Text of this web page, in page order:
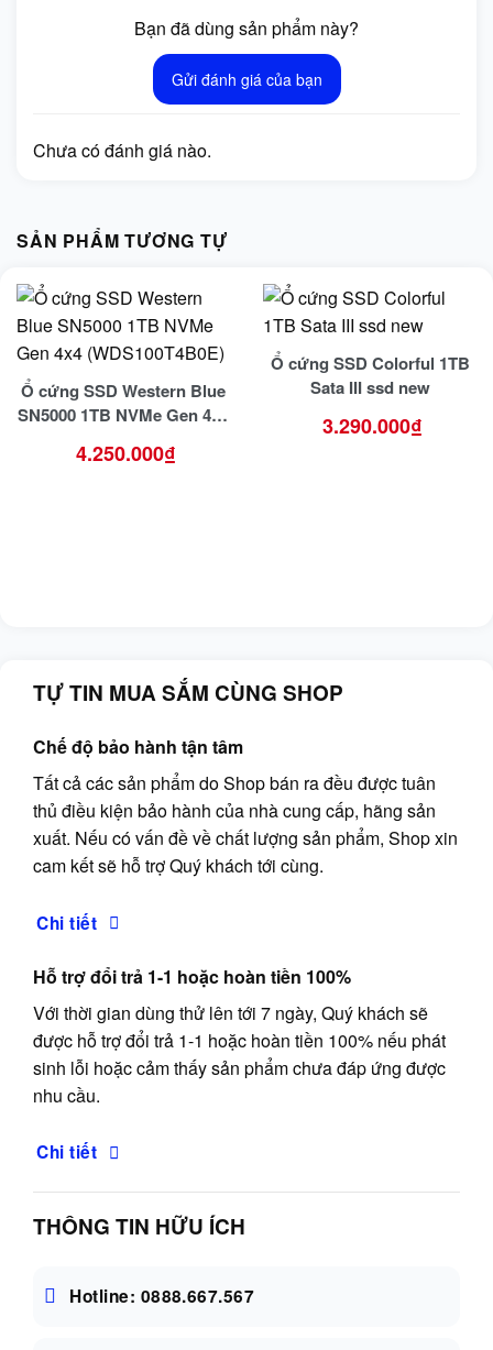
Bạn đã dùng sản phẩm này?
Gửi đánh giá của bạn
Chưa có đánh giá nào.
SẢN PHẨM TƯƠNG TỰ
Ổ cứng SSD Western Blue
SN5000 1TB NVMe Gen 4×4
4.250.000₫
Ổ cứng SSD Colorful 1TB
Sata III ssd new
3.290.000₫
TỰ TIN MUA SẮM CÙNG SHOP
Chế độ bảo hành tận tâm
Tất cả các sản phẩm do Shop bán ra đều được tuân
thủ điều kiện bảo hành của nhà cung cấp, hãng sản
xuất. Nếu có vấn đề về chất lượng sản phẩm, Shop xin
cam kết sẽ hỗ trợ Quý khách tới cùng.
Chi tiết
Hỗ trợ đổi trả 1-1 hoặc hoàn tiền 100%
Với thời gian dùng thử lên tới 7 ngày, Quý khách sẽ
được hỗ trợ đổi trả 1-1 hoặc hoàn tiền 100% nếu phát
sinh lỗi hoặc cảm thấy sản phẩm chưa đáp ứng được
nhu cầu.
Chi tiết
THÔNG TIN HỮU ÍCH
Hotline: 0888.667.567